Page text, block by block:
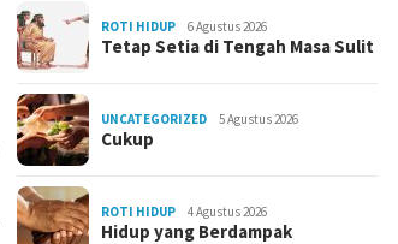
ROTI HIDUP 6 Agustus 2026
Tetap Setia di Tengah Masa Sulit
UNCATEGORIZED 5 Agustus 2026
Cukup
ROTI HIDUP 4 Agustus 2026
Hidup yang Berdampak